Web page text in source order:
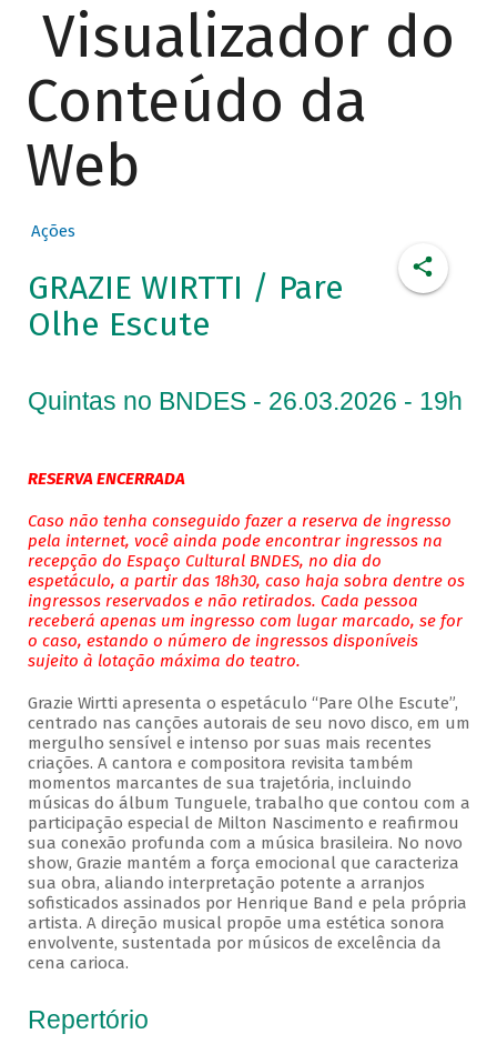
Visualizador do
Conteúdo da
Web
Ações
GRAZIE WIRTTI / Pare
Olhe Escute
Quintas no BNDES - 26.03.2026 - 19h
RESERVA ENCERRADA
Caso não tenha conseguido fazer a reserva de ingresso
pela internet, você ainda pode encontrar ingressos na
recepção do Espaço Cultural BNDES, no dia do
espetáculo, a partir das 18h30, caso haja sobra dentre os
ingressos reservados e não retirados. Cada pessoa
receberá apenas um ingresso com lugar marcado, se for
o caso, estando o número de ingressos disponíveis
sujeito à lotação máxima do teatro.
Grazie Wirtti apresenta o espetáculo “Pare Olhe Escute”,
centrado nas canções autorais de seu novo disco, em um
mergulho sensível e intenso por suas mais recentes
criações. A cantora e compositora revisita também
momentos marcantes de sua trajetória, incluindo
músicas do álbum Tunguele, trabalho que contou com a
participação especial de Milton Nascimento e reafirmou
sua conexão profunda com a música brasileira. No novo
show, Grazie mantém a força emocional que caracteriza
sua obra, aliando interpretação potente a arranjos
sofisticados assinados por Henrique Band e pela própria
artista. A direção musical propõe uma estética sonora
envolvente, sustentada por músicos de excelência da
cena carioca.
Repertório